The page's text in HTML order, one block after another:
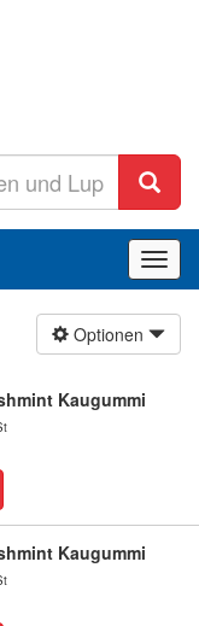
ein-/
Optionen
Kaugummi
Kaugummi